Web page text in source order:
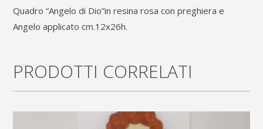
rosa
e
Quadro “Angelo di Dio”in resina rosa con preghiera e
Angelo applicato cm.12x26h.
PRODOTTI CORRELATI